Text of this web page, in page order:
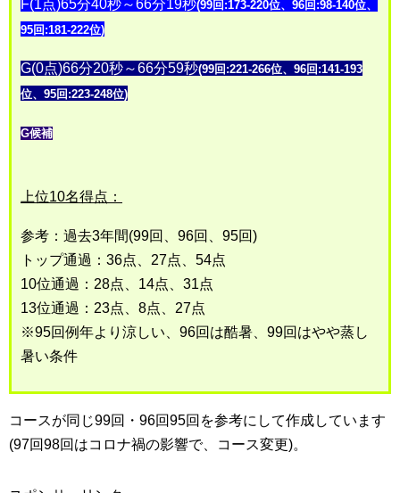
F(1点)65分40秒～66分19秒(99回:173-220位、96回:98-140位、
95回:181-222位)
G(0点)66分20秒～66分59秒(99回:221-266位、96回:141-193
位、95回:223-248位)
G候補
上位10名得点：
参考：過去3年間(99回、96回、95回)
トップ通過：36点、27点、54点
10位通過：28点、14点、31点
13位通過：23点、8点、27点
※95回例年より涼しい、96回は酷暑、99回はやや蒸し
暑い条件
コースが同じ99回・96回95回を参考にして作成しています
(97回98回はコロナ禍の影響で、コース変更)。